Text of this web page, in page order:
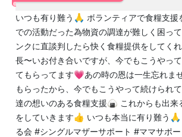
いつも有り難う🙏 ボランティアで食糧支援
での活動だった為物資の調達が難しく困っ
ンクに直談判したら快く食糧提供をしてく
長〜いお付き合いですが、今でもこうやっ
てもらってます💗あの時の恩は一生忘れま
もらったから、今でもこうやって続けられ
達の想いのある食糧支援🍙 これからも出来
をしていきます👍 いつも本当に有り難う
る会 #シングルマザーサポート #ママサポ